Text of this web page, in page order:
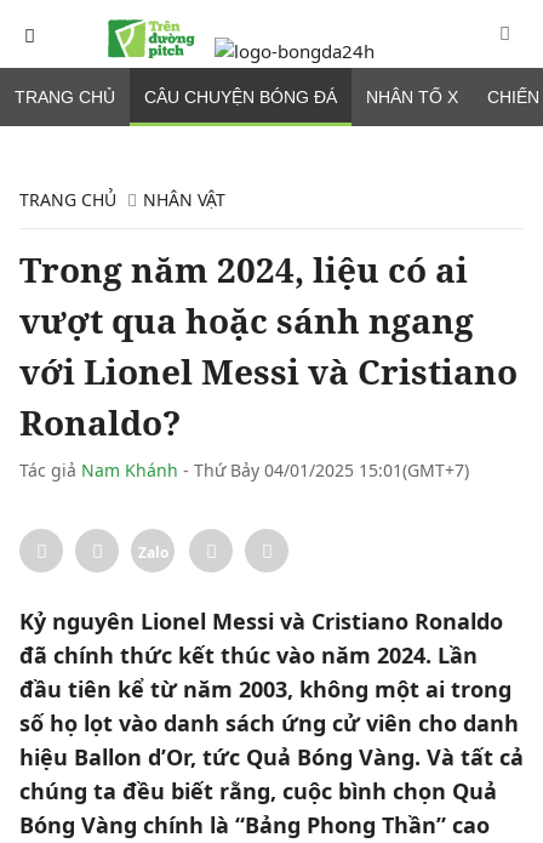
TRANG CHỦ CÂU CHUYỆN BÓNG ĐÁ NHÂN TỐ X
TRANG CHỦ NHÂN VẬT
Trong năm 2024, liệu có ai
vượt qua hoặc sánh ngang
với Lionel Messi và Cristiano
Ronaldo?
Tác giả Nam Khánh - Thứ Bảy 04/01/2025 15:01(GMT+7)
Zalo
Kỷ nguyên Lionel Messi và Cristiano Ronaldo
đã chính thức kết thúc vào năm 2024. Lần
đầu tiên kể từ năm 2003, không một ai trong
số họ lọt vào danh sách ứng cử viên cho danh
hiệu Ballon d’Or, tức Quả Bóng Vàng. Và tất cả
chúng ta đều biết rằng, cuộc bình chọn Quả
Bóng Vàng chính là “Bảng Phong Thần” cao